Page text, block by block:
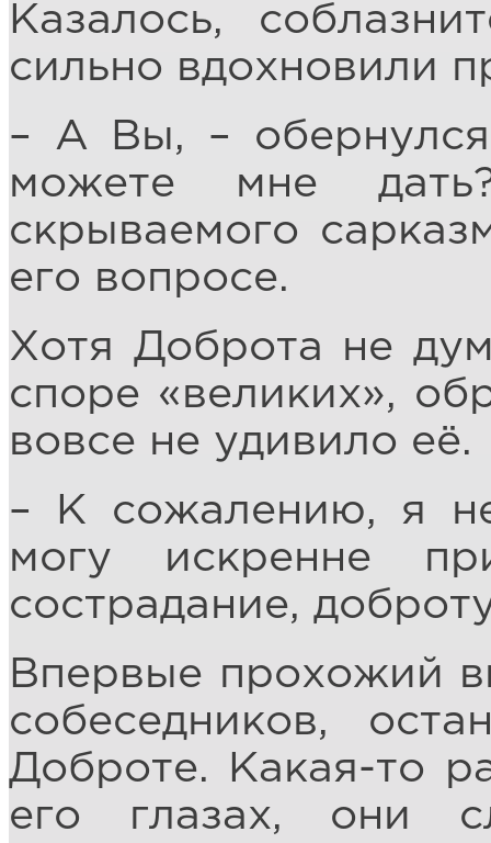
Казалось,
сильно вдохновили
– А Вы, –
можете мне
скрываемого
его вопросе.
Хотя Доброта не
споре «великих»,
вовсе не удивило её.
– К сожалению, я
могу искренне
сострадание,
Впервые прохожий
собеседников,
Доброте. Какая-то
его глазах, они